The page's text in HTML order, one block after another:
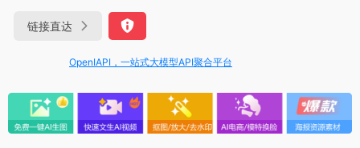
链接直达
OpenIAPI，一站式大模型API聚合平台